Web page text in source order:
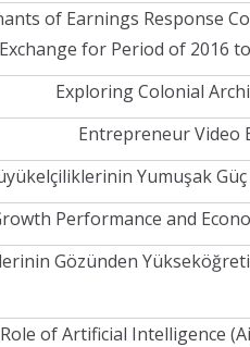
of Earnings Response
Exchange for Period of 2016
Exploring Colonial
Entrepreneur Video
Yumuşak
Performance and
Gözünden
Role of Artificial Intelligence